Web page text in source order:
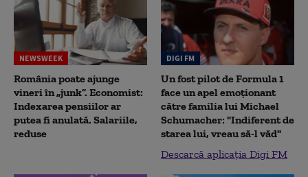
NEWSWEEK
România poate ajunge
vineri în „junk”. Economist:
Indexarea pensiilor ar
putea fi anulată. Salariile,
reduse
DIGI FM
Un fost pilot de Formula 1
face un apel emoționant
către familia lui Michael
Schumacher: "Indiferent de
starea lui, vreau să-l văd"
Descarcă aplicația Digi FM